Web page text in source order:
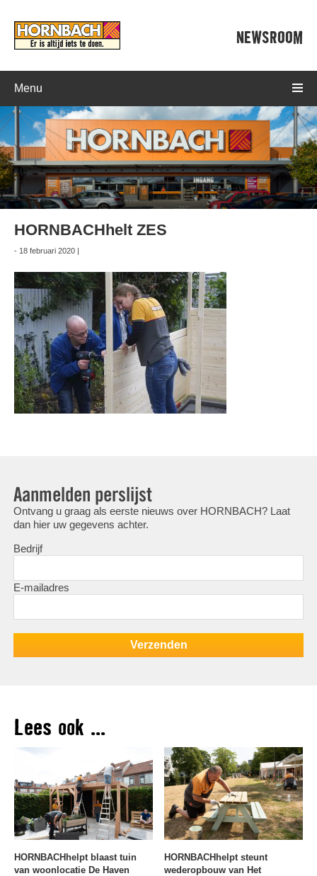
NEWSROOM
Menu
HORNBACHhelt ZES
- 18 februari 2020 |
Aanmelden perslijst
Ontvang u graag als eerste nieuws over HORNBACH? Laat
dan hier uw gegevens achter.
Bedrijf
E-mailadres
Lees ook ...
HORNBACHhelpt blaast tuin
van woonlocatie De Haven
HORNBACHhelpt steunt
wederopbouw van Het